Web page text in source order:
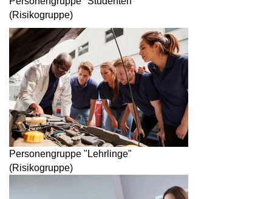
(Risikogruppe)
Personengruppe "Lehrlinge"
(Risikogruppe)